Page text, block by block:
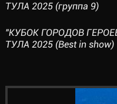
ТУЛА 2025 (группа 9)
"КУБОК ГОРОДОВ
ТУЛА 2025 (Best in show)